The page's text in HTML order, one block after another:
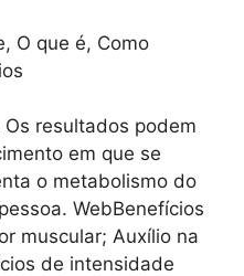
resultados podem
em que se
o metabolismo do
WebBenefícios
muscular; Auxílio na
de intensidade